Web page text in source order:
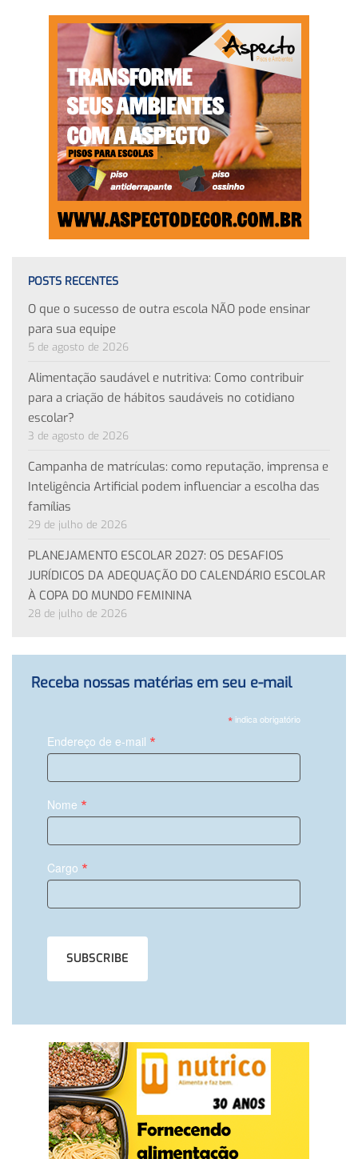
POSTS RECENTES
O que o sucesso de outra escola NÃO pode ensinar
para sua equipe
5 de agosto de 2026
Alimentação saudável e nutritiva: Como contribuir
para a criação de hábitos saudáveis no cotidiano
escolar?
3 de agosto de 2026
Campanha de matrículas: como reputação, imprensa e
Inteligência Artificial podem influenciar a escolha das
famílias
29 de julho de 2026
PLANEJAMENTO ESCOLAR 2027: OS DESAFIOS
JURÍDICOS DA ADEQUAÇÃO DO CALENDÁRIO ESCOLAR
À COPA DO MUNDO FEMININA
28 de julho de 2026
Receba nossas matérias em seu e-mail
*indica obrigatório
Endereço de e-mail *
Nome *
Cargo *